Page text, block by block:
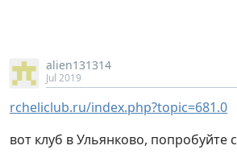
alien131314
Jul 2019
rcheliclub.ru/index.php?topic=681.0
вот клуб в Ульянково, попробуйте